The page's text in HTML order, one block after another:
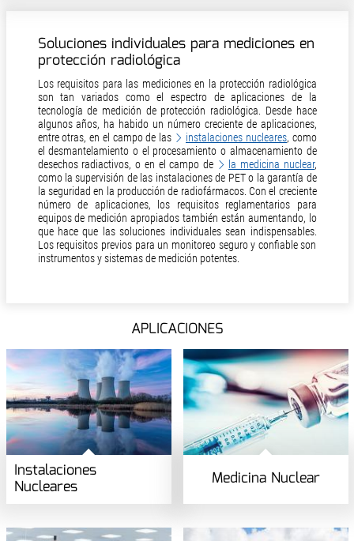
Soluciones individuales para mediciones en
protección radiológica
Los requisitos para las mediciones en la protección radiológica
son tan variados como el espectro de aplicaciones de la
tecnología de medición de protección radiológica. Desde hace
algunos años, ha habido un número creciente de aplicaciones,
entre otras, en el campo de las
instalaciones nucleares, como
el desmantelamiento o el procesamiento o almacenamiento de
desechos radiactivos, o en el campo de
la medicina nuclear,
como la supervisión de las instalaciones de PET o la garantía de
la seguridad en la producción de radiofármacos. Con el creciente
número de aplicaciones, los requisitos reglamentarios para
equipos de medición apropiados también están aumentando, lo
que hace que las soluciones individuales sean indispensables.
Los requisitos previos para un monitoreo seguro y confiable son
instrumentos y sistemas de medición potentes.
APLICACIONES
Instalaciones
Nucleares Medicina Nuclear